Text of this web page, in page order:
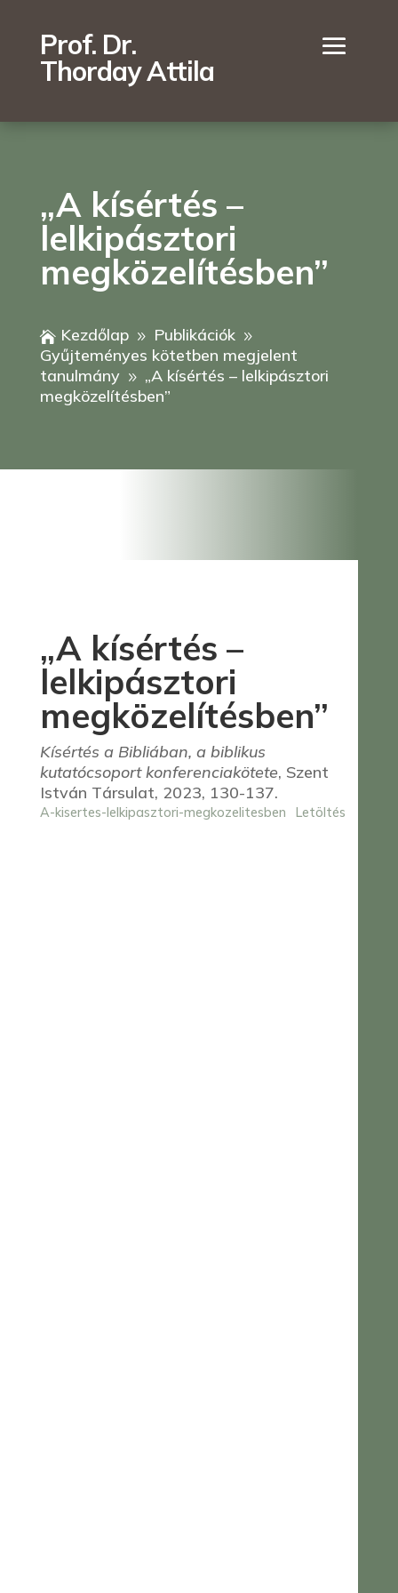
Prof. Dr.
Thorday Attila
„A kísértés –
lelkipásztori
megközelítésben”
 Kezdőlap 9 Publikációk 9
Gyűjteményes kötetben megjelent
tanulmány 9 „A kísértés – lelkipásztori
megközelítésben”
„A kísértés –
lelkipásztori
megközelítésben”
Kísértés a Bibliában, a biblikus
kutatócsoport konferenciakötete, Szent
István Társulat, 2023, 130-137.
A-kisertes-lelkipasztori-megkozelitesben Letöltés